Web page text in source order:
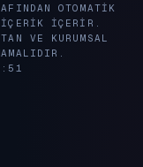
OTOMATIK
IÇERIR.
VE KURUMSAL